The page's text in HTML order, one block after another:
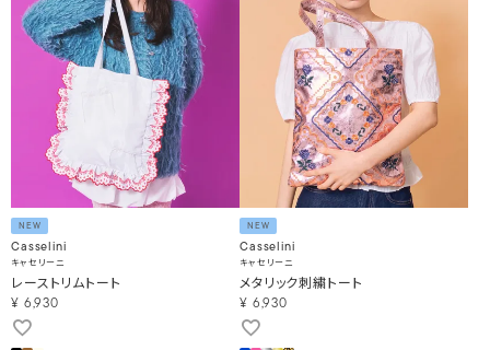
NEW
Casselini
キャセリーニ
レーストリムトート
¥ 6,930
NEW
Casselini
キャセリーニ
メタリック刺繍トート
¥ 6,930